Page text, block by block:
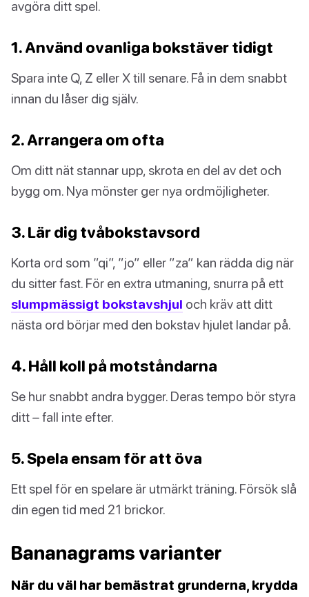
avgöra ditt spel.
1. Använd ovanliga bokstäver tidigt
Spara inte Q, Z eller X till senare. Få in dem snabbt
innan du låser dig själv.
2. Arrangera om ofta
Om ditt nät stannar upp, skrota en del av det och
bygg om. Nya mönster ger nya ordmöjligheter.
3. Lär dig tvåbokstavsord
Korta ord som ”qi”, ”jo” eller ”za” kan rädda dig när
du sitter fast. För en extra utmaning, snurra på ett
slumpmässigt bokstavshjul och kräv att ditt
nästa ord börjar med den bokstav hjulet landar på.
4. Håll koll på motståndarna
Se hur snabbt andra bygger. Deras tempo bör styra
ditt – fall inte efter.
5. Spela ensam för att öva
Ett spel för en spelare är utmärkt träning. Försök slå
din egen tid med 21 brickor.
Bananagrams varianter
När du väl har bemästrat grunderna, krydda